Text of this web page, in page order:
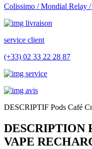
Colissimo / Mondial Relay
service client
(+33) 02 33 22 28 87
DESCRIPTIF Pods Café
DESCRIPTION
VAPE